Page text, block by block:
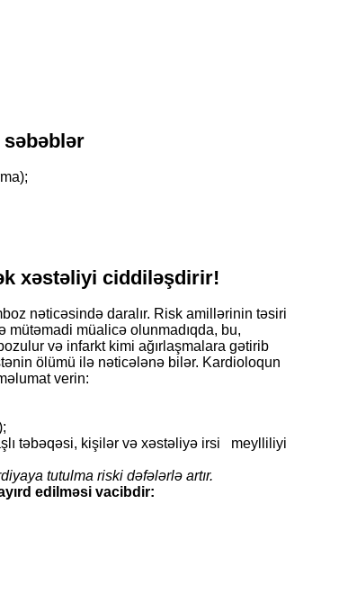
səbəblər
xəstəliyi ciddiləşdirir!
nəticəsində daralır. Risk amillərinin təsiri
mütəmadi müalicə olunmadıqda, bu,
və infarkt kimi ağırlaşmalara gətirib
ölümü ilə nəticələnə bilər. Kardioloqun
verin:
təbəqəsi, kişilər və xəstəliyə irsi meylliliyi
tutulma riski dəfələrlə artır.
edilməsi vacibdir: